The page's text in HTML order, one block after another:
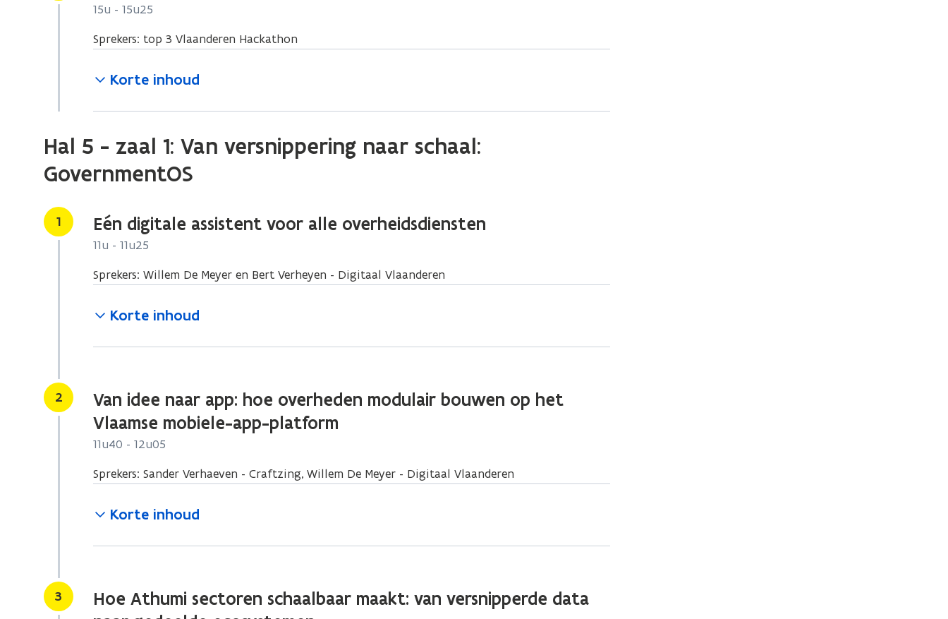
15u - 15u25
Sprekers: top 3 Vlaanderen Hackathon
Korte inhoud
Hal 5 - zaal 1: Van versnippering naar schaal:
GovernmentOS
Stap
1 Eén digitale assistent voor alle overheidsdiensten
11u - 11u25
Sprekers: Willem De Meyer en Bert Verheyen - Digitaal Vlaanderen
Korte inhoud
Stap
2
Van idee naar app: hoe overheden modulair bouwen op het
Vlaamse mobiele-app-platform
11u40 - 12u05
Sprekers: Sander Verhaeven - Craftzing, Willem De Meyer - Digitaal Vlaanderen
Korte inhoud
Stap
3
Hoe Athumi sectoren schaalbaar maakt: van versnipperde data